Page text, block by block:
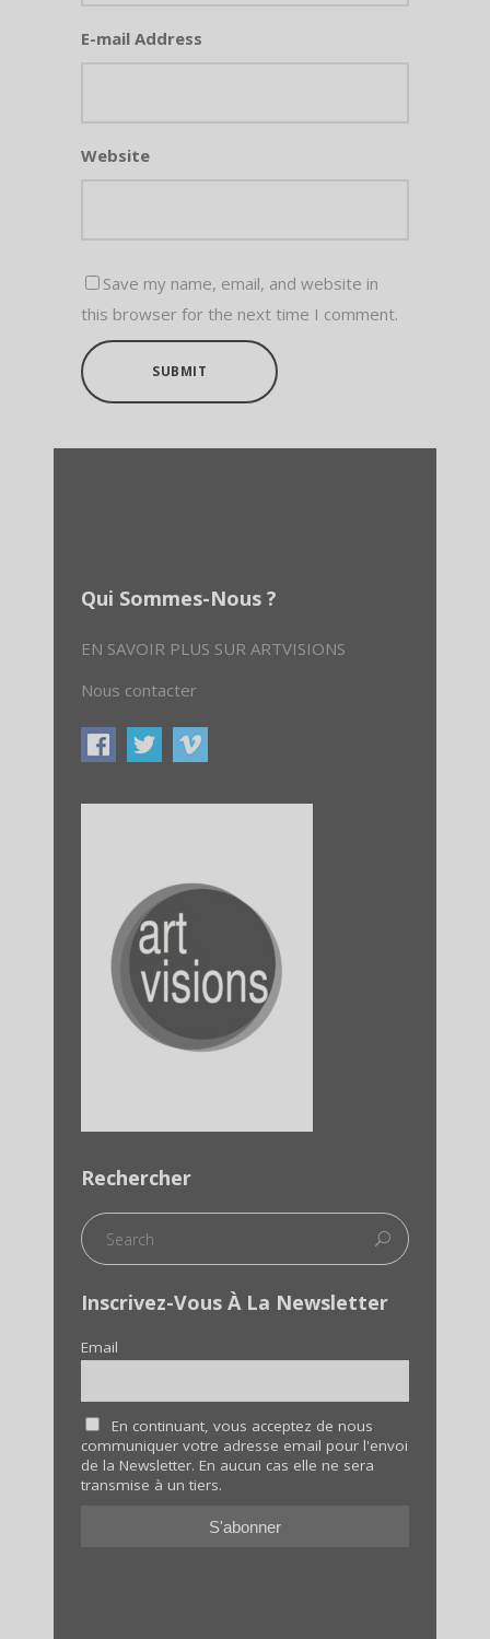
E-mail Address
Website
Save my name, email, and website in
this browser for the next time I comment.
SUBMIT
Qui Sommes-Nous ?
EN SAVOIR PLUS SUR ARTVISIONS
Nous contacter
Rechercher
Inscrivez-Vous À La Newsletter
Email
En continuant, vous acceptez de nous
communiquer votre adresse email pour l'envoi
de la Newsletter. En aucun cas elle ne sera
transmise à un tiers.